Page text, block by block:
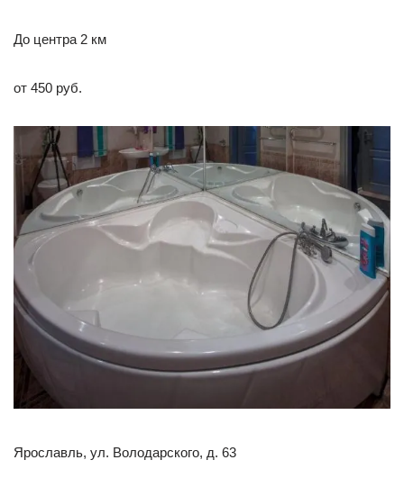
До центра 2 км
от 450 руб.
Ярославль, ул. Володарского, д. 63